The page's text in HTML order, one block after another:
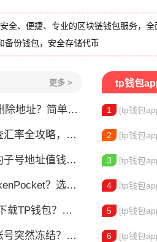
全、便捷、专业的区块链钱包服务，
备份钱包，安全存储代币
更多 >
单几步教你移除多余钱包
略，新手一看就会
吗？新手看完这篇就懂了
？选对钱包很重要
？安装教程来了
？三步教你快速解冻
tp钱包
1 [tp钱包
2 [tp钱包
3 [tp钱包
4 [tp钱包
5 [tp钱包
6 [tp钱包